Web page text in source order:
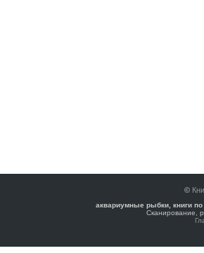
©
аквариумные рыбки, книги
Сканирование,